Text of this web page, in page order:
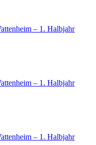
– 1. Halbjahr
– 1. Halbjahr
– 1. Halbjahr